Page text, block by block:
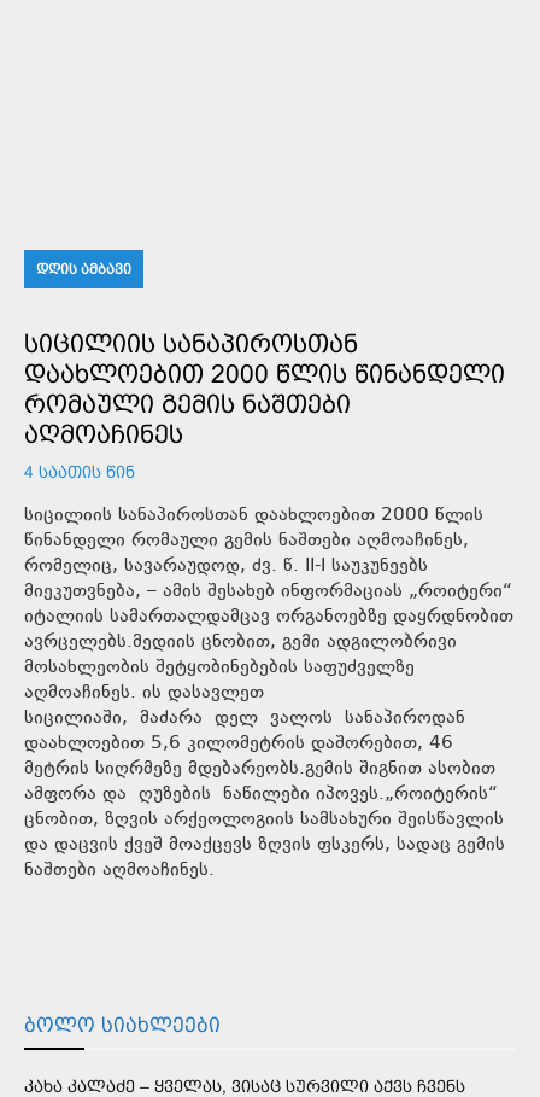
ᲓᲦᲘᲡ ᲐᲛᲑᲐᲕᲘ
ᲡᲘᲪᲘᲚᲘᲘᲡ ᲡᲐᲜᲐᲞᲘᲠᲝᲡᲗᲐᲜ
ᲓᲐᲐᲮᲚᲝᲔᲑᲘᲗ 2000 ᲬᲚᲘᲡ ᲬᲘᲜᲐᲜᲓᲔᲚᲘ
ᲠᲝᲛᲐᲣᲚᲘ ᲒᲔᲛᲘᲡ ᲜᲐᲨᲗᲔᲑᲘ
ᲐᲦᲛᲝᲐᲩᲘᲜᲔᲡ
4 ᲡᲐᲐᲗᲘᲡ ᲬᲘᲜ
სიცილიის სანაპიროსთან დაახლოებით 2000 წლის
წინანდელი რომაული გემის ნაშთები აღმოაჩინეს,
რომელიც, სავარაუდოდ, ძვ. წ. II-I საუკუნეებს
მიეკუთვნება, – ამის შესახებ ინფორმაციას „როიტერი“
იტალიის სამართალდამცავ ორგანოებზე დაყრდნობით
ავრცელებს.მედიის ცნობით, გემი ადგილობრივი
მოსახლეობის შეტყობინებების საფუძველზე
აღმოაჩინეს. ის დასავლეთ
სიცილიაში, მაძარა დელ ვალოს სანაპიროდან
დაახლოებით 5,6 კილომეტრის დაშორებით, 46
მეტრის სიღრმეზე მდებარეობს.გემის შიგნით ასობით
ამფორა და ღუზების ნაწილები იპოვეს.„როიტერის“
ცნობით, ზღვის არქეოლოგიის სამსახური შეისწავლის
და დაცვის ქვეშ მოაქცევს ზღვის ფსკერს, სადაც გემის
ნაშთები აღმოაჩინეს.
ᲑᲝᲚᲝ ᲡᲘᲐᲮᲚᲔᲔᲑᲘ
ᲙᲐᲮᲐ ᲙᲐᲚᲐᲫᲔ – ᲧᲕᲔᲚᲐᲡ, ᲕᲘᲡᲐᲪ ᲡᲣᲠᲕᲘᲚᲘ ᲐᲥᲕᲡ ᲩᲕᲔᲜᲡ